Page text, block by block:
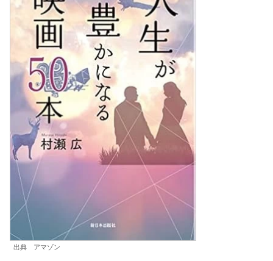
出典 アマゾン